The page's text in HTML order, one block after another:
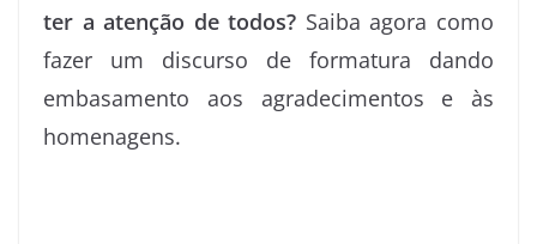
ter a atenção de todos? Saiba agora como
fazer um discurso de formatura dando
embasamento aos agradecimentos e às
homenagens.